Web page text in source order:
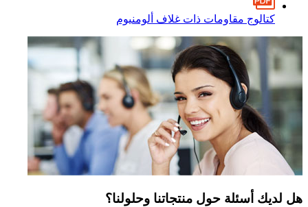
كتالوج مقاومات ذات غلاف ألومنيوم
هل لديك أسئلة حول منتجاتنا وحلولنا؟